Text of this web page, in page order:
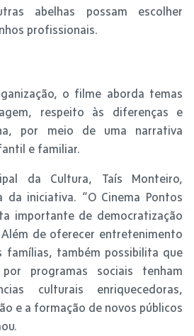
abelhas possam escolher
profissionais.
o filme aborda temas
respeito às diferenças e
por meio de uma narrativa
e familiar.
da Cultura, Taís Monteiro,
da iniciativa. “O Cinema Pontos
importante de democratização
de oferecer entretenimento
famílias, também possibilita que
programas sociais tenham
culturais enriquecedoras,
e a formação de novos públicos